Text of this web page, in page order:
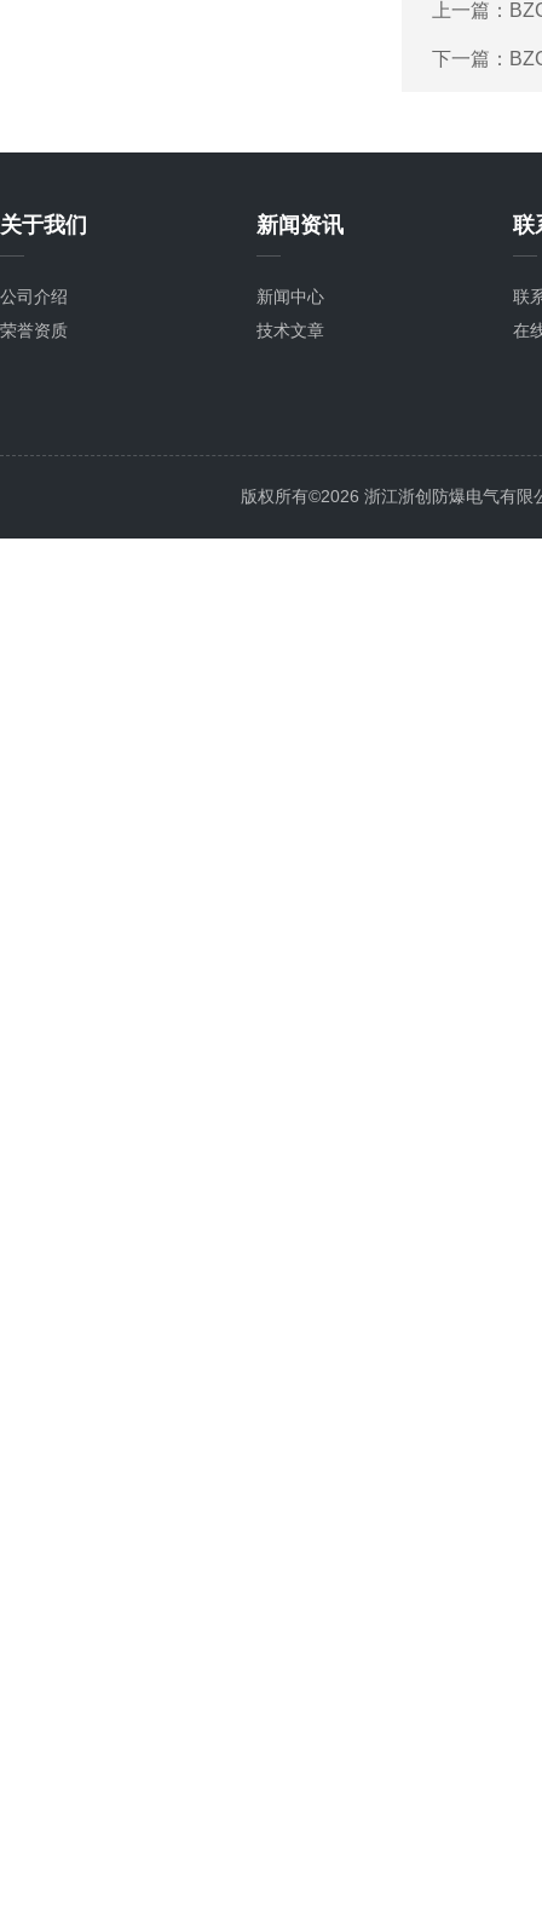
上一篇：
下一篇：
关于我们
公司介绍
荣誉资质
新闻资讯
新闻中心
技术文章
联
联
在
版权所有©2026 浙江浙创防爆电气有